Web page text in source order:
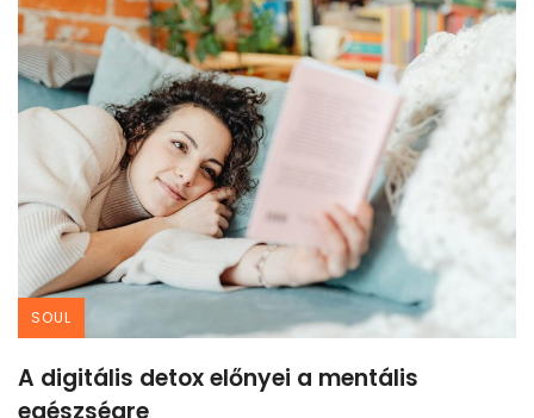
SOUL
A digitális detox előnyei a mentális
egészségre